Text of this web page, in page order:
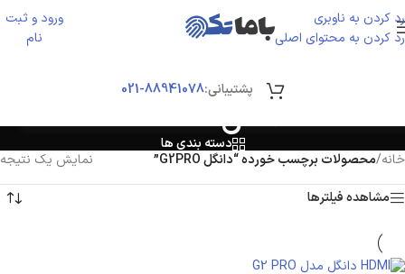
رد کردن به ناوبری
رد کردن به محتوای اصلی
ورود و ثبت
نام
ورود / ثبت
پشتیبانی:88941078-021
دانگل G2PRO
دسته بندی ها
خانه/محصولات برچسب خورده “دانگل G2PRO”
نمایش یک نتیجه
مشاهده فیلترها